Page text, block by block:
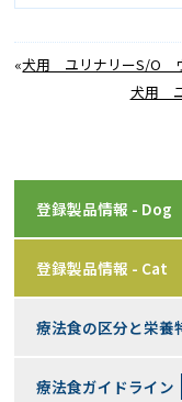
«犬用 ユリナリーS/O
犬用
登録製品情報 - Dog
登録製品情報 - Cat
療法食の区分と栄養
療法食ガイドライン